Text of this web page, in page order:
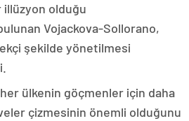
illüzyon olduğu
Vojackova-Sollorano,
şekilde yönetilmesi
ülkenin göçmenler için daha
çizmesinin önemli olduğunu